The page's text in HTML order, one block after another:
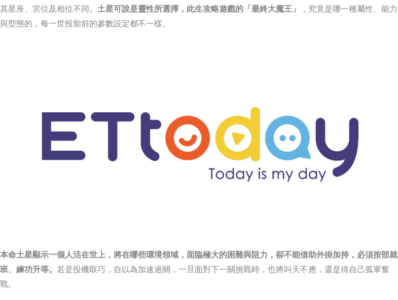
其星座、宮位及相位不同。 土星可說是靈性所選擇，此生攻略遊戲的「最終大魔王」
，究竟是哪一種屬性、能力
與型態的，每一世投胎前的參數設定都不一樣。
本命土星顯示一個人活在世上，將在哪些環境領域，面臨極大的困難與阻力，卻不能借助外掛加持，必須按部就
班、練功升等。 若是投機取巧，自以為加速過關，一旦面對下一關挑戰時，也將叫天不應，還是得自己孤軍奮
戰。